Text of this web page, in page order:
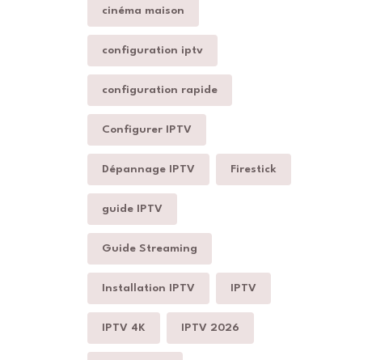
cinéma maison
configuration iptv
configuration rapide
Configurer IPTV
Dépannage IPTV Firestick
guide IPTV
Guide Streaming
Installation IPTV IPTV
IPTV 4K IPTV 2026